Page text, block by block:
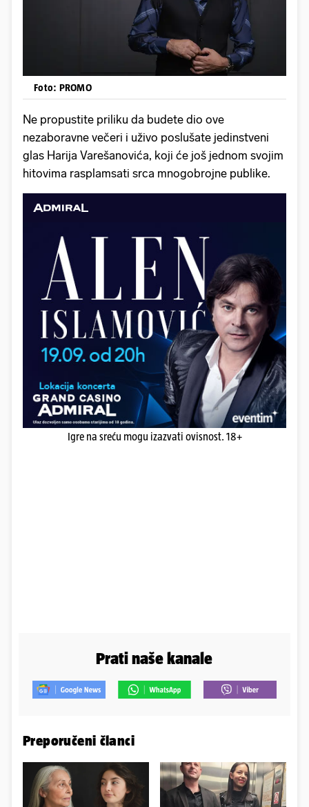
Foto: PROMO
Ne propustite priliku da budete dio ove
nezaboravne večeri i uživo poslušate jedinstveni
glas Harija Varešanovića, koji će još jednom svojim
hitovima rasplamsati srca mnogobrojne publike.
Igre na sreću mogu izazvati ovisnost. 18+
Prati naše kanale
Preporučeni članci